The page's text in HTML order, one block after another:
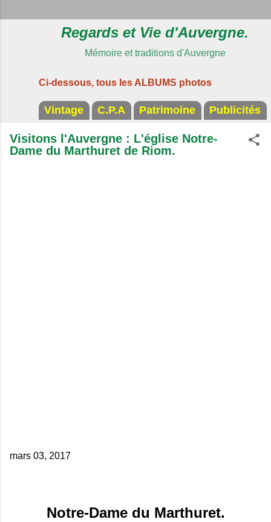
Regards et Vie d'Auvergne.
Mémoire et traditions d'Auvergne
Ci-dessous, tous les ALBUMS photos
Vintage C.P.A Patrimoine Publicités
Visitons l'Auvergne : L'église Notre-
Dame du Marthuret de Riom.
mars 03, 2017
Notre-Dame du Marthuret.